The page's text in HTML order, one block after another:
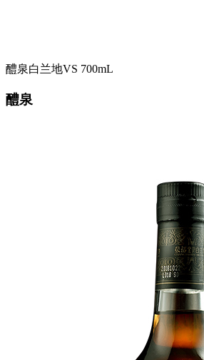
醴泉白兰地VS 700mL
醴泉